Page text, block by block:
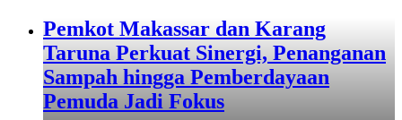
Pemkot Makassar dan Karang
Taruna Perkuat Sinergi, Penanganan
Sampah hingga Pemberdayaan
Pemuda Jadi Fokus